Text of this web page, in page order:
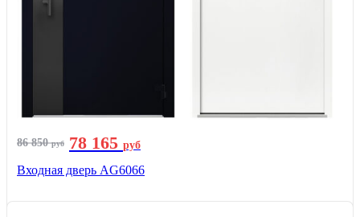
86 850руб 78 165 руб
Входная дверь AG6066